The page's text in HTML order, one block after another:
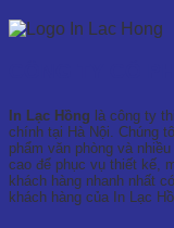
In Lạc Hồng là công ty
chính tại Hà Nội. Chúng
phẩm văn phòng và
cao để phục vụ thiết kế,
khách hàng nhanh nhất
khách hàng của In Lạc